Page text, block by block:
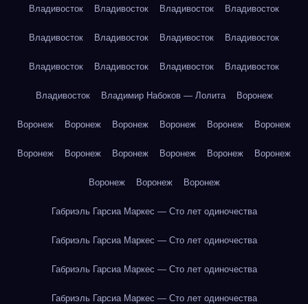
Владивосток Владивосток Владивосток Владивосток
Владивосток Владивосток Владивосток Владивосток
Владивосток Владивосток Владивосток Владивосток
Владивосток Владимир Набоков — Лолита Воронеж
Воронеж Воронеж Воронеж Воронеж Воронеж Воронеж
Воронеж Воронеж Воронеж Воронеж Воронеж Воронеж
Воронеж Воронеж Воронеж
Габриэль Гарсиа Маркес — Сто лет одиночества
Габриэль Гарсиа Маркес — Сто лет одиночества
Габриэль Гарсиа Маркес — Сто лет одиночества
Габриэль Гарсиа Маркес — Сто лет одиночества